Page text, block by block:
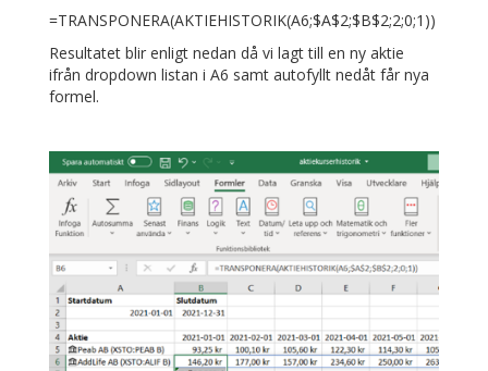
=TRANSPONERA(AKTIEHISTORIK(A6;$A$2;$B$2;2;0;1))
Resultatet blir enligt nedan då vi lagt till en ny aktie
ifrån dropdown listan i A6 samt autofyllt nedåt får nya
formel.